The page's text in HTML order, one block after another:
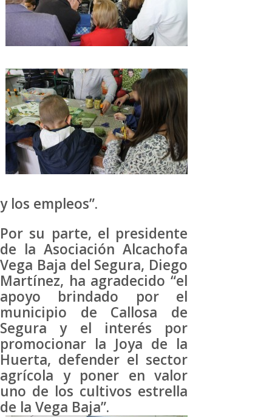
y los empleos”.
Por su parte, el presidente
de la Asociación Alcachofa
Vega Baja del Segura, Diego
Martínez, ha agradecido “el
apoyo brindado por el
municipio de Callosa de
Segura y el interés por
promocionar la Joya de la
Huerta, defender el sector
agrícola y poner en valor
uno de los cultivos estrella
de la Vega Baja”.